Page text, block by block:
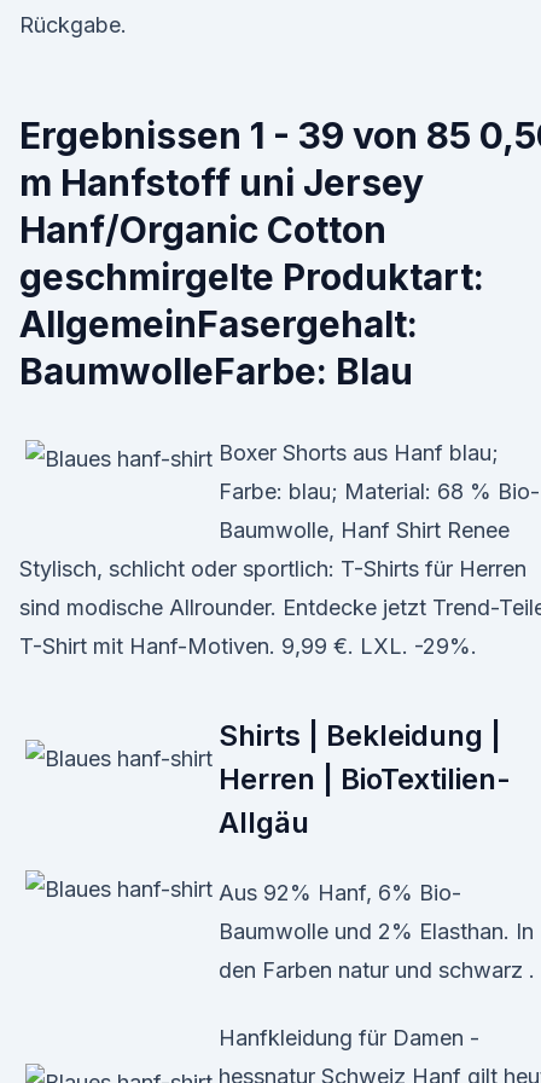
Rückgabe.
Ergebnissen 1 - 39 von 85
m Hanfstoff uni Jersey
Hanf/Organic Cotton
geschmirgelte Produktart:
AllgemeinFasergehalt:
BaumwolleFarbe: Blau
Boxer Shorts aus Hanf blau;
Farbe: blau; Material: 68 % Bio-
Baumwolle, Hanf Shirt Renee
Stylisch, schlicht oder sportlich: T-Shirts für Herren
sind modische Allrounder. Entdecke jetzt Trend-
T-Shirt mit Hanf-Motiven. 9,99 €. LXL. -29%.
Shirts | Bekleidung |
Herren | BioTextilien-
Allgäu
Aus 92% Hanf, 6% Bio-
Baumwolle und 2% Elasthan. In
den Farben natur und schwarz .
Hanfkleidung für Damen -
hessnatur Schweiz Hanf gilt